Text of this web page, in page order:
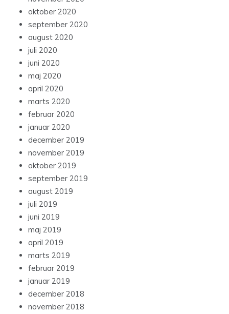
oktober 2020
september 2020
august 2020
juli 2020
juni 2020
maj 2020
april 2020
marts 2020
februar 2020
januar 2020
december 2019
november 2019
oktober 2019
september 2019
august 2019
juli 2019
juni 2019
maj 2019
april 2019
marts 2019
februar 2019
januar 2019
december 2018
november 2018